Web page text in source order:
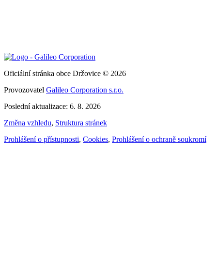
Oficiální stránka obce Držovice © 2026
Provozovatel Galileo Corporation s.r.o.
Poslední aktualizace: 6. 8. 2026
Změna vzhledu, Struktura stránek
Prohlášení o přístupnosti, Cookies, Prohlášení o ochraně soukromí